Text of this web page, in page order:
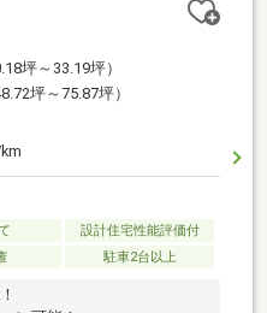
坪～33.19坪）
坪～75.87坪）
設計住宅性能評価付
駐車2台以上